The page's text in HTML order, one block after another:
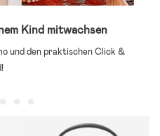
Kind mitwachsen
und den praktischen Click &